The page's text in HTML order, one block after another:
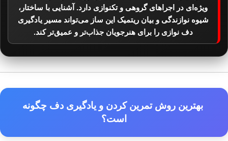
ویژه‌ای در اجراهای گروهی و تکنوازی دارد. آشنایی با ساختار،
شیوه نوازندگی و بیان ریتمیک این ساز می‌تواند مسیر یادگیری
دف نوازی را برای هنرجویان جذاب‌تر و عمیق‌تر کند.
بهترین روش تمرین کردن و یادگیری دف چگونه
است؟